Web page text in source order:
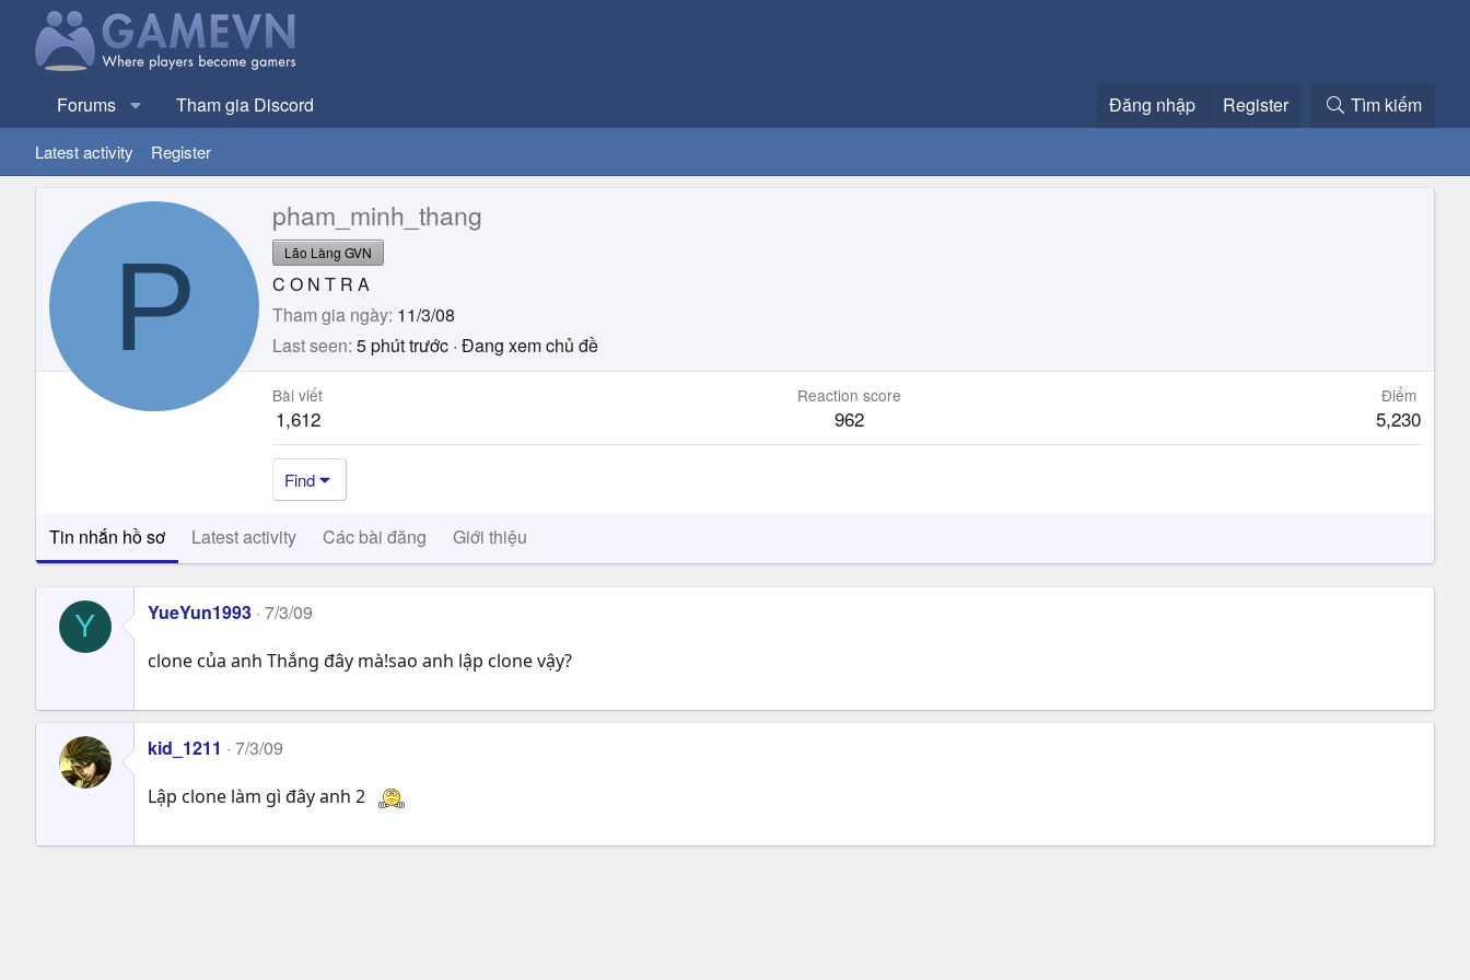
Forums Tham gia Discord Đăng nhập Register Tìm kiếm
Latest activity Register
P
pham_minh_thang
Lão Làng GVN
C O N T R A
Tham gia ngày 11/3/08
Last seen 5 phút trước · Đang xem chủ đề
Bài viết
1,612
Reaction score
962
Điểm
5,230
Find
Tin nhắn hồ sơ Latest activity Các bài đăng Giới thiệu
Y YueYun1993 7/3/09
clone của anh Thắng đây mà!sao anh lập clone vậy?
kid_1211 7/3/09
Lập clone làm gì đây anh 2